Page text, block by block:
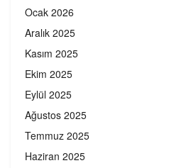
Ocak 2026
Aralık 2025
Kasım 2025
Ekim 2025
Eylül 2025
Ağustos 2025
Temmuz 2025
Haziran 2025